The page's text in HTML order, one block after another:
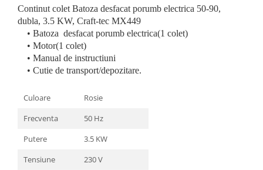
Magneti de frigider
Masini de tocat manuale
Masini tocat carne electrice
Mixere
Oale si Cratite
Pahare / Sticle cu Pai / Cani termos
Palnii
Tigai
Patenti si clesti
Topoare
Truse, seturi si alte scule de mana
Compactoare
Scule Emtop
Scule multifunctionale
Continut colet Batoza desfacat porumb electrica 50-90,
dubla, 3.5 KW, Craft-tec MX449
• Batoza desfacat porumb electrica(1 colet)
• Motor(1 colet)
• Manual de instructiuni
• Cutie de transport/depozitare.
Culoare
Rosie
Frecventa
50 Hz
Putere
3.5 KW
Tensiune
230 V